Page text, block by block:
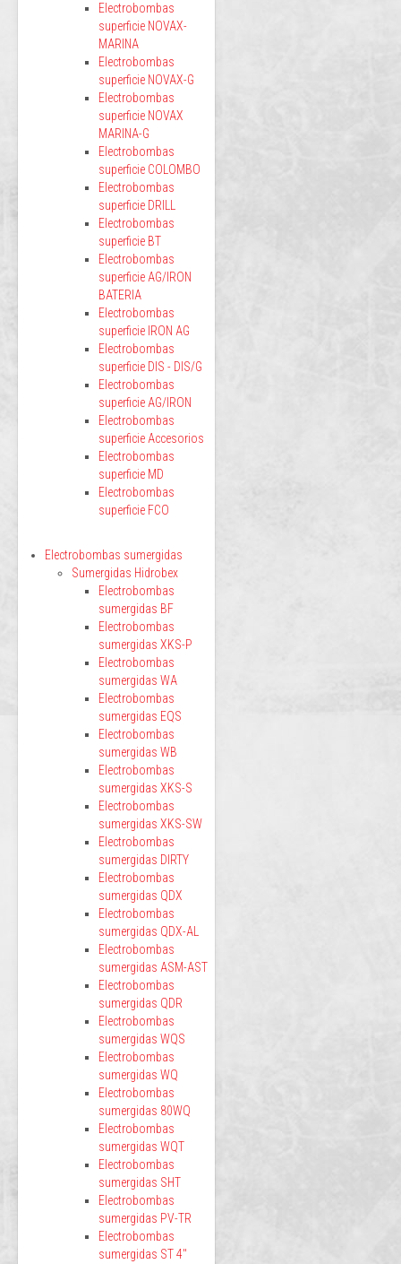
Electrobombas
superficie NOVAX-
MARINA
Electrobombas
superficie NOVAX-G
Electrobombas
superficie NOVAX
MARINA-G
Electrobombas
superficie COLOMBO
Electrobombas
superficie DRILL
Electrobombas
superficie BT
Electrobombas
superficie AG/IRON
BATERIA
Electrobombas
superficie IRON AG
Electrobombas
superficie DIS - DIS/G
Electrobombas
superficie AG/IRON
Electrobombas
superficie Accesorios
Electrobombas
superficie MD
Electrobombas
superficie FCO
Electrobombas sumergidas
Sumergidas Hidrobex
Electrobombas
sumergidas BF
Electrobombas
sumergidas XKS-P
Electrobombas
sumergidas WA
Electrobombas
sumergidas EQS
Electrobombas
sumergidas WB
Electrobombas
sumergidas XKS-S
Electrobombas
sumergidas XKS-SW
Electrobombas
sumergidas DIRTY
Electrobombas
sumergidas QDX
Electrobombas
sumergidas QDX-AL
Electrobombas
sumergidas ASM-AST
Electrobombas
sumergidas QDR
Electrobombas
sumergidas WQS
Electrobombas
sumergidas WQ
Electrobombas
sumergidas 80WQ
Electrobombas
sumergidas WQT
Electrobombas
sumergidas SHT
Electrobombas
sumergidas PV-TR
Electrobombas
sumergidas ST 4"